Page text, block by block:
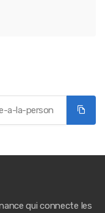
qui connecte les